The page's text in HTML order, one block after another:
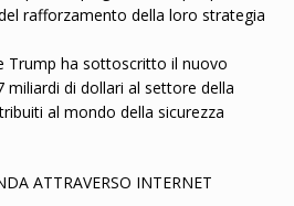
rafforzamento della loro strategia
Trump ha sottoscritto il nuovo
di dollari al settore della
al mondo della sicurezza
ATTRAVERSO INTERNET